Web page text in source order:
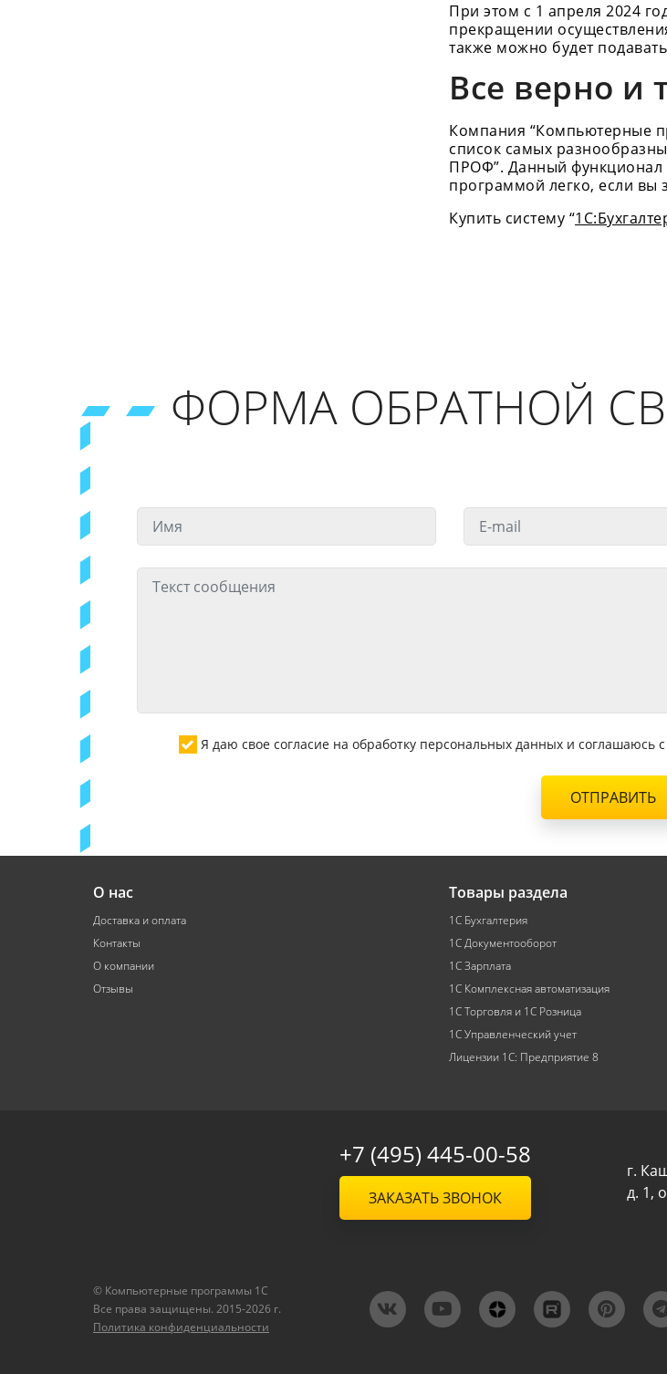
При этом с 1 апреля 2024
прекращении
также можно будет
Все верно и
Компания “Компьютерные
список самых
ПРОФ”. Данный функционал
программой легко, если вы
Купить систему “
ФОРМА ОБРАТНОЙ
Я даю свое согласие на обработку персональных данных и
ОТПРАВИТЬ
О нас
Доставка и оплата
Контакты
О компании
Отзывы
Товары раздела
1С Бухгалтерия
1С Документооборот
1С Зарплата
1С Комплексная автоматизация
1С Торговля и 1С Розница
1С Управленческий учет
Лицензии 1С: Предприятие 8
+7 (495) 445-00-58
ЗАКАЗАТЬ ЗВОНОК
г.
д. 1,
© Компьютерные программы 1C
Все права защищены. 2015-2026 г.
Политика конфиденциальности